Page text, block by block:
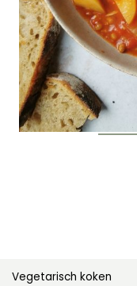
Vegetarisch koken